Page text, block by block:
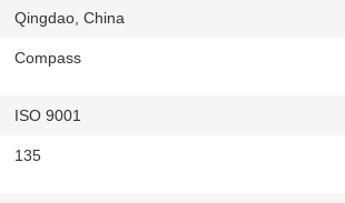
Qingdao, China
Compass
ISO 9001
135